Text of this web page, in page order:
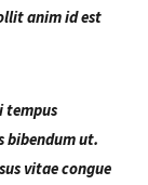
anim id est
tempus
bibendum ut.
vitae congue